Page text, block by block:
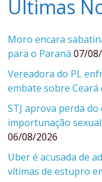
Últimas
Moro encara
para o Paraná 07/
Vereadora do PL
embate sobre Ceará
STJ aprova perda
importunação
06/08/2026
Uber é acusada de
vítimas de estupro